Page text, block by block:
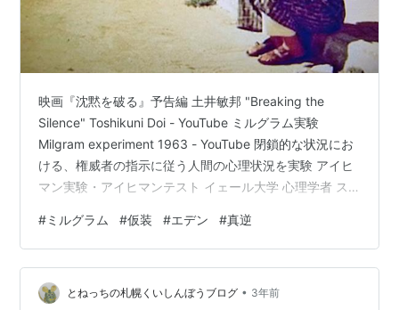
映画『沈黙を破る』予告編 土井敏邦 "Breaking the
Silence" Toshikuni Doi - YouTube ミルグラム実験
Milgram experiment 1963 - YouTube 閉鎖的な状況にお
ける、権威者の指示に従う人間の心理状況を実験 アイヒ
マン実験・アイヒマンテスト イェール大学 心理学者 ス
市民でも、一定の条件下では冷酷で、 非人道的な行為を
行うことを、証明するものであった。 そのような現象を
ミルグラム効果という。 (確か、、海外の幽霊で
MILCOM?というのがあったはず、、) 妖怪…
#ミルグラム #仮装 #エデン #真逆
とねっちの札幌くいしんぼうブログ • 3年前